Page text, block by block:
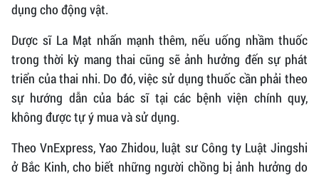
dụng cho động vật.
Dược sĩ La Mạt nhấn mạnh thêm, nếu uống nhầm thuốc
trong thời kỳ mang thai cũng sẽ ảnh hưởng đến sự phát
triển của thai nhi. Do đó, việc sử dụng thuốc cần phải theo
sự hướng dẫn của bác sĩ tại các bệnh viện chính quy,
không được tự ý mua và sử dụng.
Theo VnExpress, Yao Zhidou, luật sư Công ty Luật Jingshi
ở Bắc Kinh, cho biết những người chồng bị ảnh hưởng do